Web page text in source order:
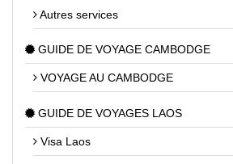
Autres services
GUIDE DE VOYAGE CAMBODGE
VOYAGE AU CAMBODGE
GUIDE DE VOYAGES LAOS
Visa Laos